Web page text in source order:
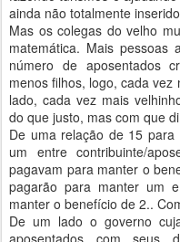
ainda não totalmente
Mas os colegas do velho
matemática. Mais pessoas
número de aposentados
menos filhos, logo, cada
lado, cada vez mais
do que justo, mas com que
De uma relação de 15
um entre contribuinte/
pagavam para manter o
pagarão para manter um
manter o benefício de 2..
De um lado o governo
aposentados com seus